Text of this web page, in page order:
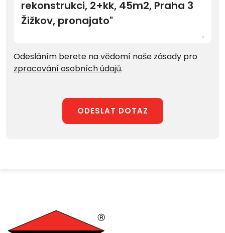
Odesláním berete na vědomí naše zásady pro
zpracování osobních údajů.
ODESLAT DOTAZ